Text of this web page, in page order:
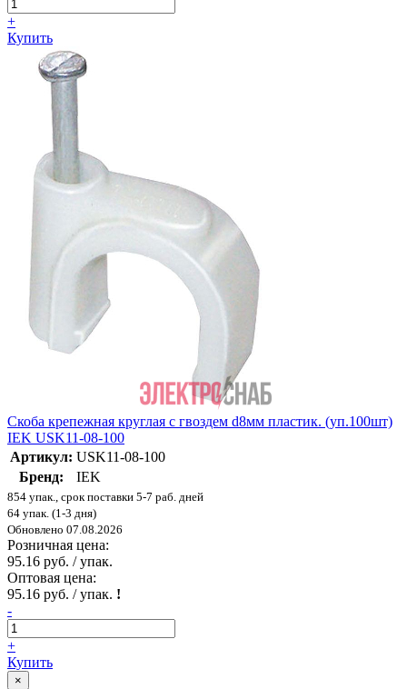
+
Купить
Скоба крепежная круглая с гвоздем d8мм пластик. (уп.100шт)
IEK USK11-08-100
Артикул: USK11-08-100
Бренд:
IEK
854 упак., срок поставки 5-7 раб. дней
64 упак. (1-3 дня)
Обновлено 07.08.2026
Розничная цена:
95.16 руб. / упак.
Оптовая цена:
95.16 руб. / упак. !
-
+
Купить
×